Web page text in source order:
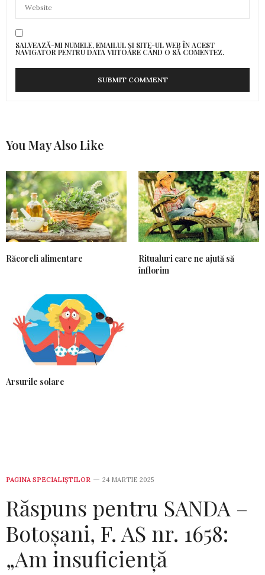
SALVEAZĂ-MI NUMELE, EMAILUL ȘI SITE-UL WEB ÎN ACEST
NAVIGATOR PENTRU DATA VIITOARE CÂND O SĂ COMENTEZ.
You May Also Like
Răcoreli alimentare
Ritualuri care ne ajută să
înflorim
Arsurile solare
PAGINA SPECIALIȘTILOR 24 MARTIE 2025
Răspuns pentru SANDA –
Botoșani, F. AS nr. 1658:
„Am insuficiență